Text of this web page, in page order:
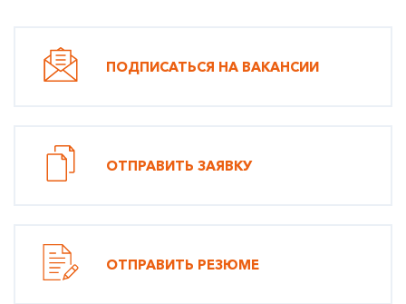
ПОДПИСАТЬСЯ НА ВАКАНСИИ
ОТПРАВИТЬ ЗАЯВКУ
ОТПРАВИТЬ РЕЗЮМЕ